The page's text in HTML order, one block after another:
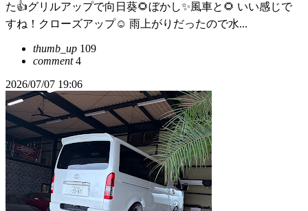
た👍グリルアップで向日葵🌻ぼかし✨風車と🌻 いい感じで
すね！クローズアップ☺️ 雨上がりだったので水...
thumb_up 109
comment4
2026/07/07 19:06